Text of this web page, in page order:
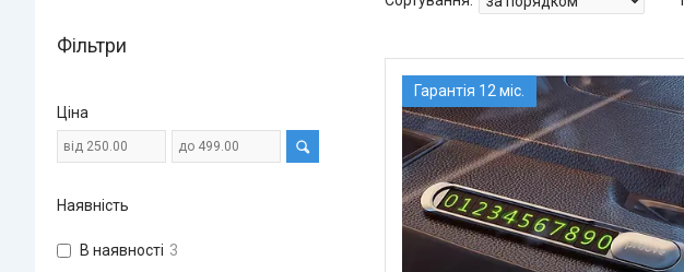
Гарантія 12 міс.
Фільтри
Ціна
Наявність
В наявності 3